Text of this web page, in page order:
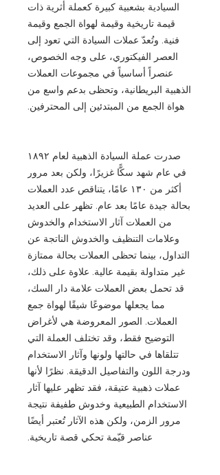
السيادية بشعبية كبيرة كعملة أثرية ذات
قيمة تاريخية وقيمة لهواة الجمع وقيمة
فنية. وتُعدّ عملات السيادة التي تعود إلى
العصر الفيكتوري، على وجه الخصوص،
عنصراً أساسياً في مجموعات العملات
الذهبية البريطانية، وتحظى بدعم واسع من
هواة الجمع من المبتدئين إلى المحترفين.
صدرت عملة السيادة الذهبية لعام ١٨٩٢
في عام شهد سكًّا غزيرًا، ولكن بعد مرور
أكثر من ١٣٠ عامًا، يتناقص عدد العملات
بحالة جيدة عامًا بعد عام. تظهر على العديد
من العملات آثار الاستخدام والخدوش
وعلامات التنظيف والخدوش الناتجة عن
التداول، بينما تحظى العملات بحالة ممتازة
غير متداولة بقيمة عالية. علاوة على ذلك،
قد تحمل بعض العملات علامة دار السك،
مما يجعلها موضوعًا شيقًا لهواة جمع
العملات. الصور المعروضة هي لأغراض
التوضيح فقط، وقد تختلف العملة التي
تتلقاها في حالتها ولونها وآثار الاستخدام
ودرجة اللون والتفاصيل الدقيقة. نظرًا لأنها
عملات ذهبية عتيقة، فقد تظهر عليها آثار
الاستخدام الطبيعية وخدوش طفيفة نتيجة
مرور الزمن، ولكن هذه الآثار تُعتبر أيضًا
عناصر قيّمة تحكي قصة تاريخية.